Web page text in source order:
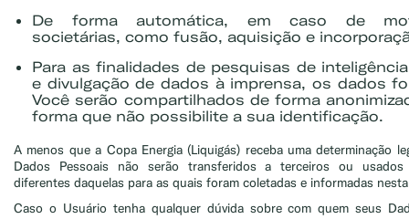
De forma automática, em caso de
societárias, como fusão, aquisição e
Para as finalidades de pesquisas de
e divulgação de dados à imprensa, os dados
Você serão compartilhados de forma
forma que não possibilite a sua identificação.
A menos que a Copa Energia (Liquigás) receba uma determinação
Dados Pessoais não serão transferidos a terceiros ou usados
diferentes daquelas para as quais foram coletadas e informadas
Caso o Usuário tenha qualquer dúvida sobre com quem seus